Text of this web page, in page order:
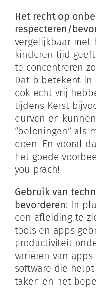
Het recht op
respecteren/
vergelijkbaar met
kinderen tijd
te concentreren
Dat b betekent in
ook echt vrij
tijdens Kerst
durven en
“beloningen” als
doen! En vooral
het goede
you prach!
Gebruik van
bevorderen: In
een afleiding te
tools en apps
productiviteit
variëren van
software die
taken en het